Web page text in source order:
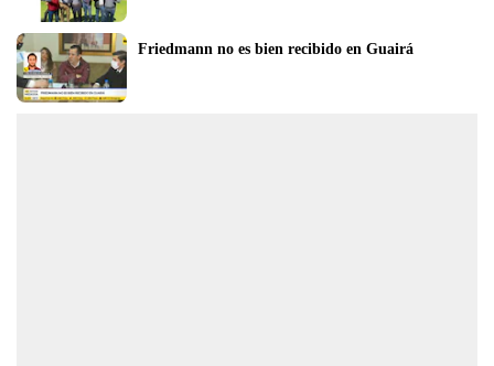
Friedmann no es bien recibido en Guairá